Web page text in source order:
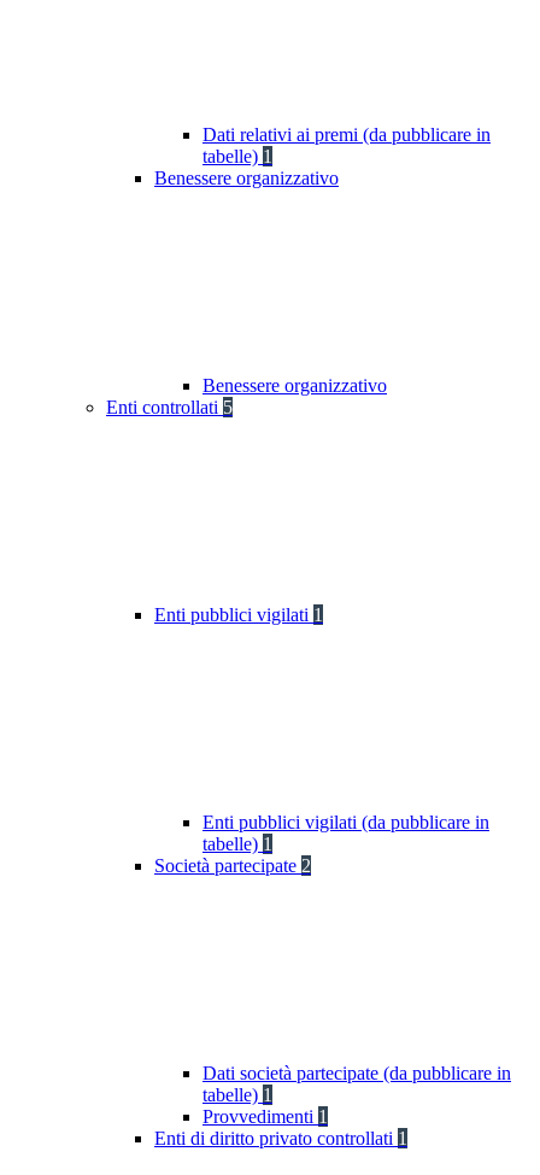
Dati relativi ai premi (da pubblicare in
tabelle) 1
Benessere organizzativo
Benessere organizzativo
Enti controllati 5
Enti pubblici vigilati 1
Enti pubblici vigilati (da pubblicare in
tabelle) 1
Società partecipate 2
Dati società partecipate (da pubblicare in
tabelle) 1
Provvedimenti 1
Enti di diritto privato controllati 1